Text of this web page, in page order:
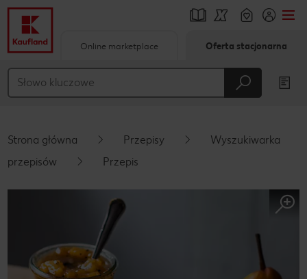
Główna treść
Pływający pasek boczny
Online marketplace Oferta stacjonarna
Strona główna Przepisy
Wyszukiwarka
przepisów
Przepis